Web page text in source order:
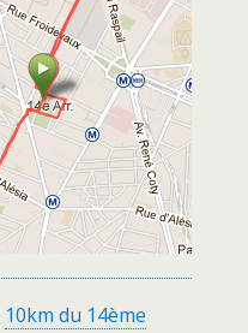
10km du 14ème